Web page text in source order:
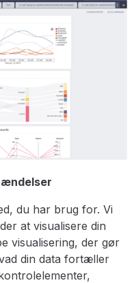
du har brug for. Vi
at visualisere din
visualisering, der gør
din data fortæller